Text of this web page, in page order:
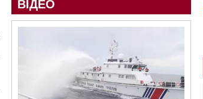
ВІДЕО